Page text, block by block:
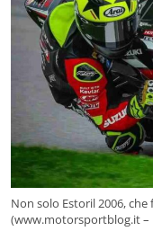
Non solo Estoril 2006,
(www.motorsportblog.it –